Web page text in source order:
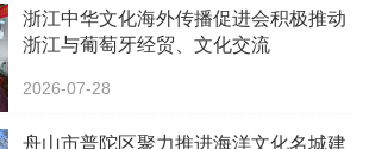
浙江中华文化海外传播促进会积极推动
浙江与葡萄牙经贸、文化交流
2026-07-28
舟山市普陀区聚力推进海洋文化名城建